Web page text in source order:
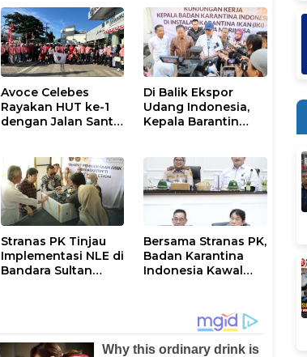
Avoce Celebes
Rayakan HUT ke-1
dengan Jalan Santai
Di Balik Ekspor
Udang Indonesia,
Kepala Barantin
Optimal
Stranas PK Tinjau
Implementasi NLE di
Bandara Sultan
Bersama Stranas PK,
Badan Karantina
Indonesia Kawal